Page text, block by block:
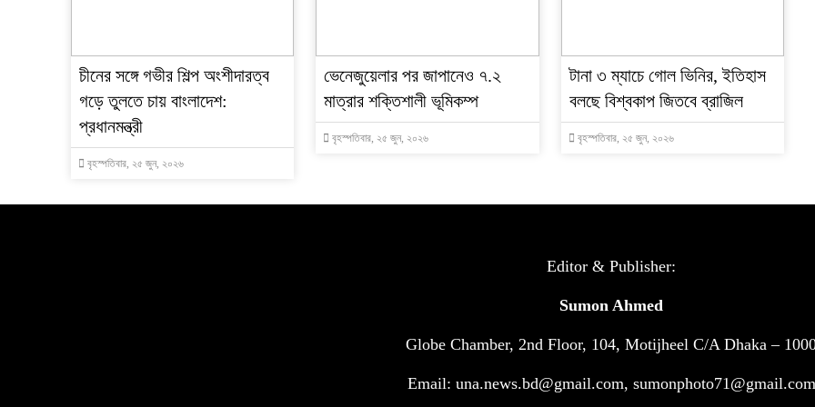
চীনের সঙ্গে গভীর শিল্প অংশীদারত্ব
গড়ে তুলতে চায় বাংলাদেশ:
প্রধানমন্ত্রী
বৃহস্পতিবার, ২৫ জুন, ২০২৬
ভেনেজুয়েলার পর জাপানেও ৭.২
মাত্রার শক্তিশালী ভূমিকম্প
বৃহস্পতিবার, ২৫ জুন, ২০২৬
টানা ৩ ম্যাচে গোল ভিনির, ইতিহাস
বলছে বিশ্বকাপ জিতবে ব্রাজিল
বৃহস্পতিবার, ২৫ জুন, ২০২৬
Editor & Publisher:
Sumon Ahmed
Globe Chamber, 2nd Floor, 104, Motijheel C/A Dhaka –
Email: una.news.bd@gmail.com, sumonphoto71@gmail.com